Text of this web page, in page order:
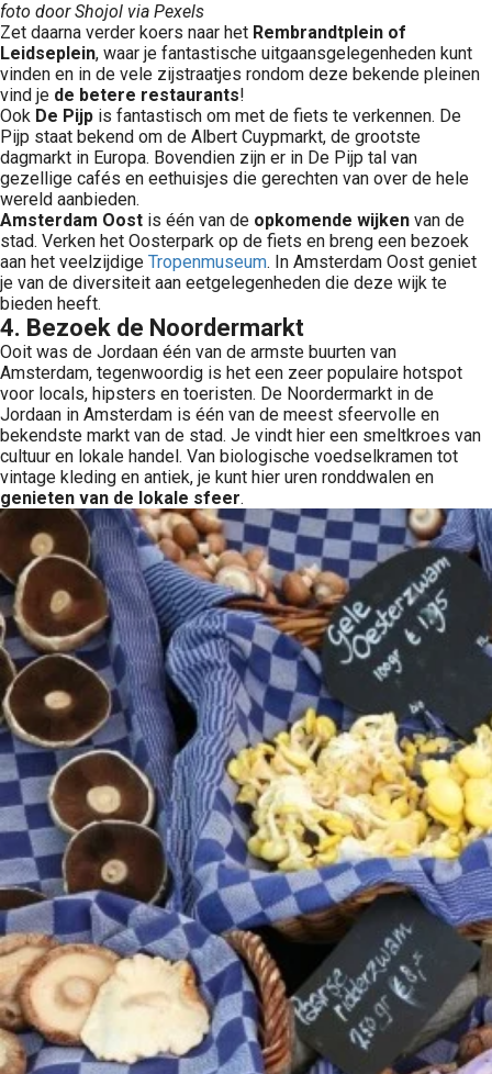
foto door Shojol via Pexels
Zet daarna verder koers naar het Rembrandtplein of
Leidseplein, waar je fantastische uitgaansgelegenheden kunt
vinden en in de vele zijstraatjes rondom deze bekende pleinen
vind je de betere restaurants!
Ook De Pijp is fantastisch om met de fiets te verkennen. De
Pijp staat bekend om de Albert Cuypmarkt, de grootste
dagmarkt in Europa. Bovendien zijn er in De Pijp tal van
gezellige cafés en eethuisjes die gerechten van over de hele
wereld aanbieden.
Amsterdam Oost is één van de opkomende wijken van de
stad. Verken het Oosterpark op de fiets en breng een bezoek
aan het veelzijdige Tropenmuseum. In Amsterdam Oost geniet
je van de diversiteit aan eetgelegenheden die deze wijk te
bieden heeft.
4. Bezoek de Noordermarkt
Ooit was de Jordaan één van de armste buurten van
Amsterdam, tegenwoordig is het een zeer populaire hotspot
voor locals, hipsters en toeristen. De Noordermarkt in de
Jordaan in Amsterdam is één van de meest sfeervolle en
bekendste markt van de stad. Je vindt hier een smeltkroes van
cultuur en lokale handel. Van biologische voedselkramen tot
vintage kleding en antiek, je kunt hier uren ronddwalen en
genieten van de lokale sfeer.